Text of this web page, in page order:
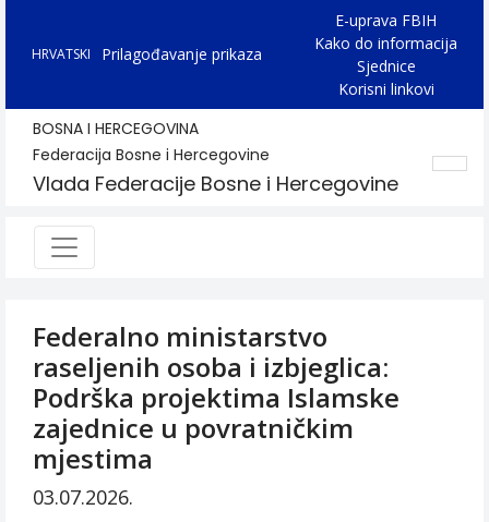
HRVATSKI Prilagođavanje prikaza
E-uprava FBIH
Kako do informacija
Sjednice
Korisni linkovi
BOSNA I HERCEGOVINA
Federacija Bosne i Hercegovine
Vlada Federacije Bosne i Hercegovine
Federalno ministarstvo
raseljenih osoba i izbjeglica:
Podrška projektima Islamske
zajednice u povratničkim
mjestima
03.07.2026.